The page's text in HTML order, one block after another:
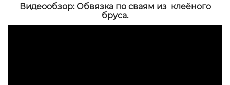
Видеообзор: Обвязка по сваям из клеёного
бруса.